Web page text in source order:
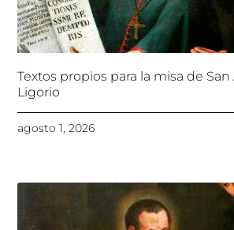
Textos propios para la misa de
Ligorio
agosto 1, 2026